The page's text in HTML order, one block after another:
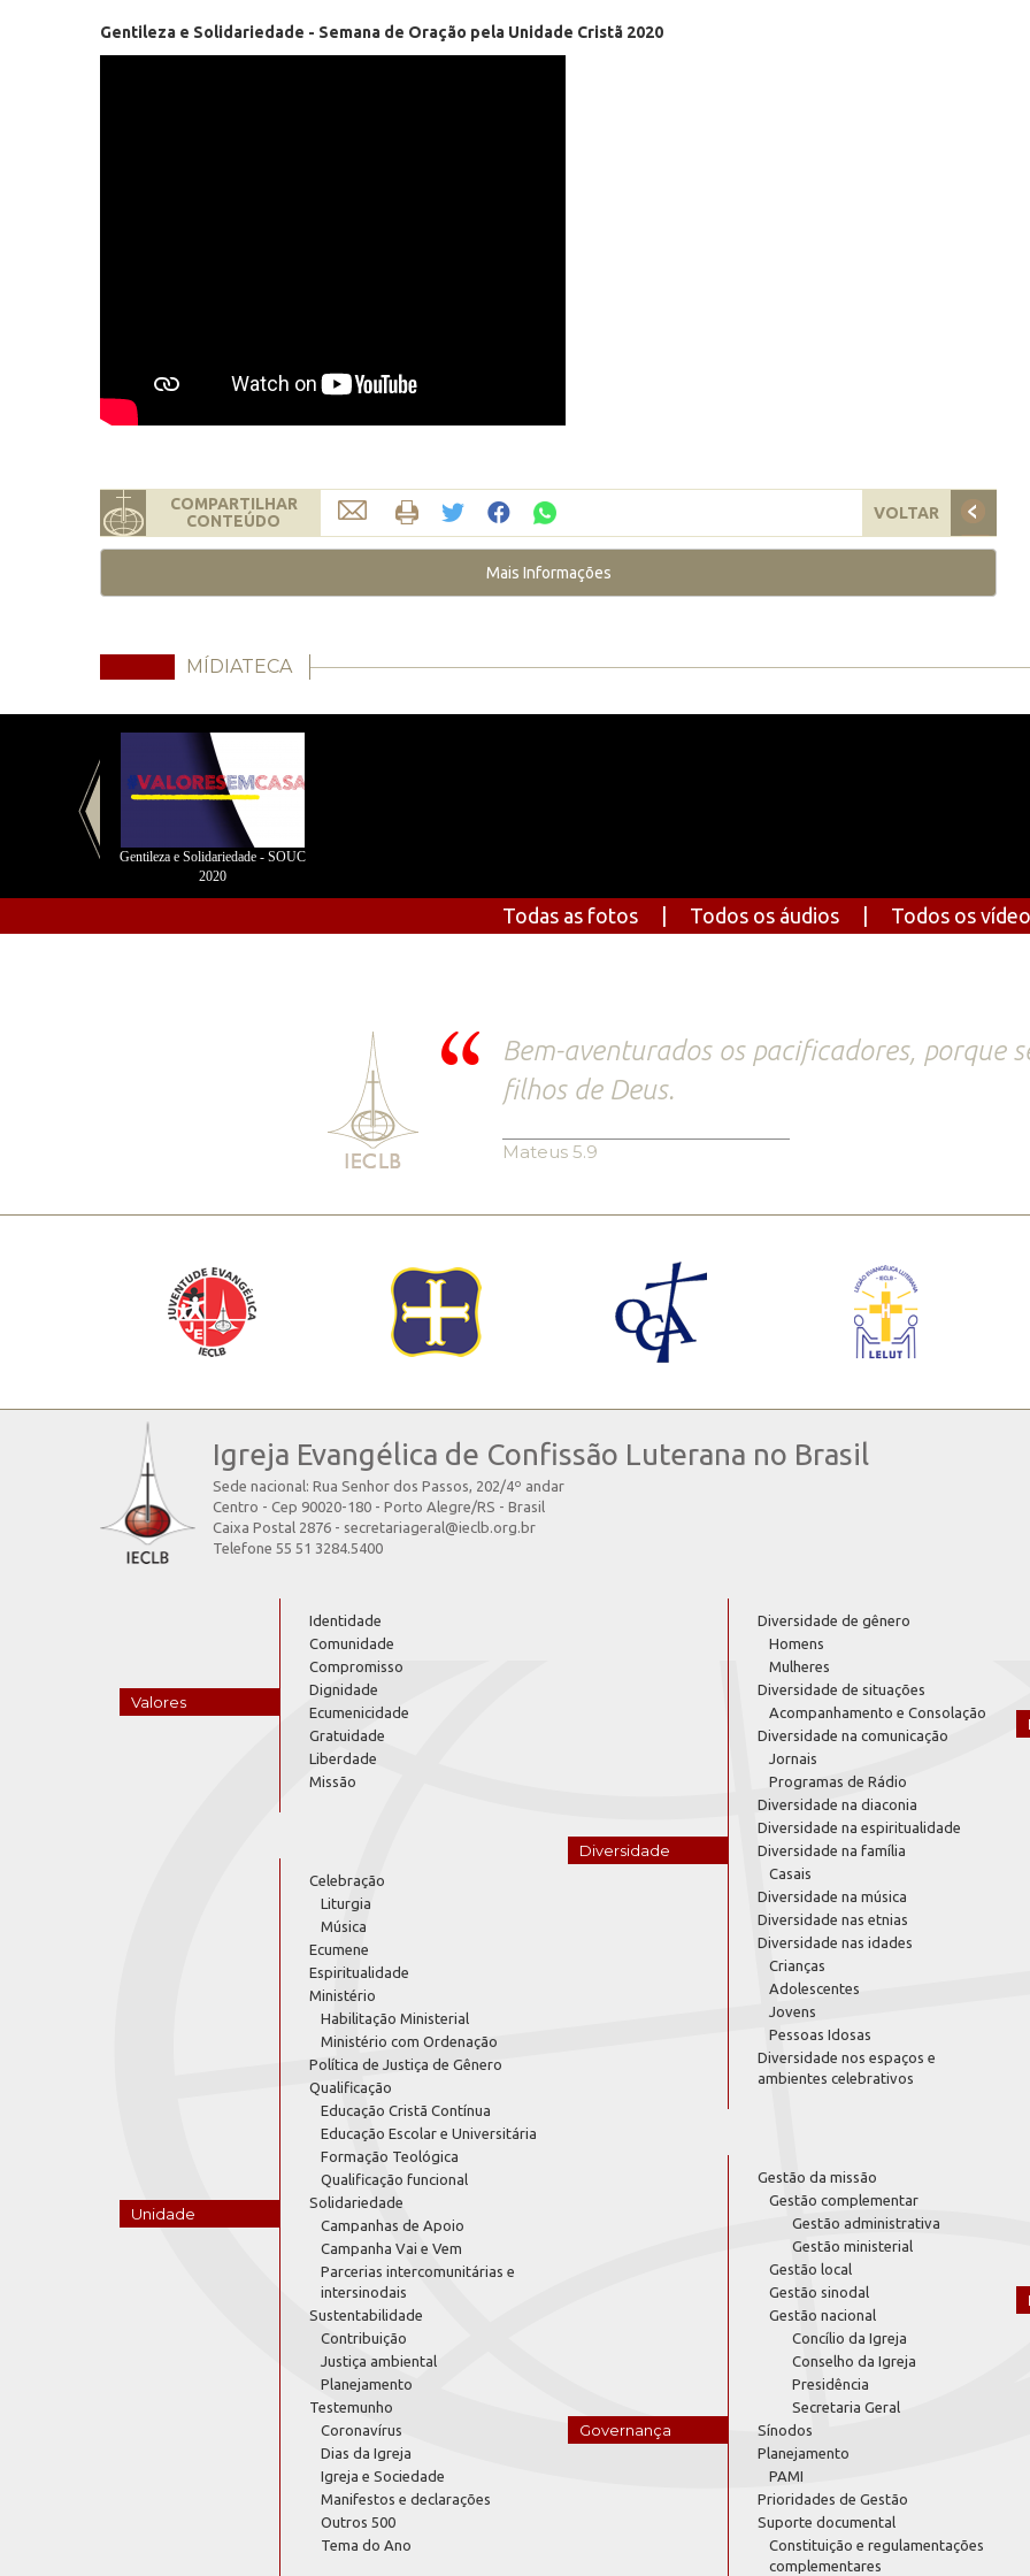
Gentileza e Solidariedade - Semana de Oração pela Unidade Cristã 2020
COMPARTILHAR
CONTEÚDO
VOLTAR
Mais Informações
MÍDIATECA
Gentileza e Solidariedade - SOUC
2020
Todas as fotos Todos os áudios Todos os
Bem-aventurados os pacificadores, porque
filhos de Deus.
Mateus 5.9
Igreja Evangélica de Confissão Luterana no Brasil
Sede nacional: Rua Senhor dos Passos, 202/4º andar
Centro - Cep 90020-180 - Porto Alegre/RS - Brasil
Caixa Postal 2876 - secretariageral@ieclb.org.br
Telefone 55 51 3284.5400
Valores
Identidade
Comunidade
Compromisso
Dignidade
Ecumenicidade
Gratuidade
Liberdade
Missão
Unidade
Celebração
Liturgia
Música
Ecumene
Espiritualidade
Ministério
Habilitação Ministerial
Ministério com Ordenação
Política de Justiça de Gênero
Qualificação
Educação Cristã Contínua
Educação Escolar e Universitária
Formação Teológica
Qualificação funcional
Solidariedade
Campanhas de Apoio
Campanha Vai e Vem
Parcerias intercomunitárias e
intersinodais
Sustentabilidade
Contribuição
Justiça ambiental
Planejamento
Testemunho
Coronavírus
Dias da Igreja
Igreja e Sociedade
Manifestos e declarações
Outros 500
Tema do Ano
Diversidade
Diversidade de gênero
Homens
Mulheres
Diversidade de situações
Acompanhamento e Consolação
Diversidade na comunicação
Jornais
Programas de Rádio
Diversidade na diaconia
Diversidade na espiritualidade
Diversidade na família
Casais
Diversidade na música
Diversidade nas etnias
Diversidade nas idades
Crianças
Adolescentes
Jovens
Pessoas Idosas
Diversidade nos espaços e
ambientes celebrativos
Governança
Gestão da missão
Gestão complementar
Gestão administrativa
Gestão ministerial
Gestão local
Gestão sinodal
Gestão nacional
Concílio da Igreja
Conselho da Igreja
Presidência
Secretaria Geral
Sínodos
Planejamento
PAMI
Prioridades de Gestão
Suporte documental
Constituição e regulamentações
complementares